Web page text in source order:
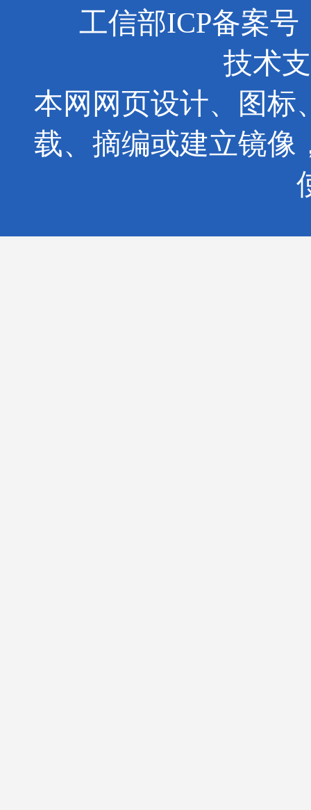
工信部ICP备案号
技术
本网网页设计、图标
载、摘编或建立镜像